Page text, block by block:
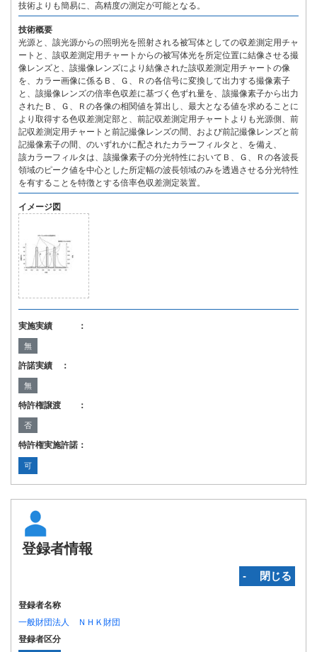
技術よりも簡易に、高精度の測定が可能となる。
技術概要
光源と、該光源からの照明光を照射される被写体としての収差測定用チャ
ートと、該収差測定用チャートからの被写体光を所定位置に結像させる撮
像レンズと、該撮像レンズにより結像された該収差測定用チャートの像
を、カラー画像に係るＢ、Ｇ、Ｒの各信号に変換して出力する撮像素子
と、該撮像レンズの倍率色収差に基づく色ずれ量を、該撮像素子から出力
されたＢ、Ｇ、Ｒの各像の相関値を算出し、最大となる値を求めることに
より取得する色収差測定部と、前記収差測定用チャートよりも光源側、前
記収差測定用チャートと前記撮像レンズの間、および前記撮像レンズと前
記撮像素子の間、のいずれかに配されたカラーフィルタと、を備え、
該カラーフィルタは、該撮像素子の分光特性においてＢ、Ｇ、Ｒの各波長
領域のピーク値を中心とした所定幅の波長領域のみを透過させる分光特性
を有することを特徴とする倍率色収差測定装置。
イメージ図
実施実績 ：
無
許諾実績 ：
無
特許権譲渡 ：
否
特許権実施許諾：
可
登録者情報
‐ 閉じる
登録者名称
一般財団法人 ＮＨＫ財団
登録者区分